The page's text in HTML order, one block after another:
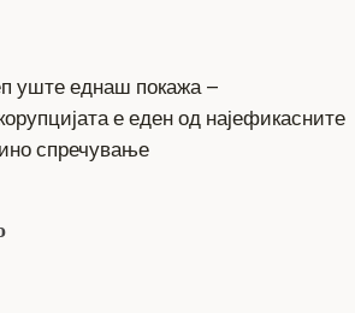
уште еднаш покажа –
е еден од најефикасните
спречување